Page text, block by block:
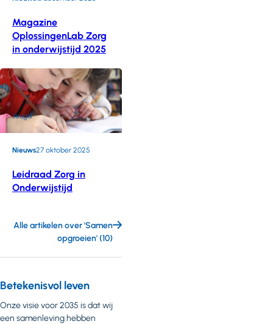
Magazine
OplossingenLab Zorg
in onderwijstijd 2025
Leidraad Zorg in
Onderwijstijd
Nieuws27 oktober 2025
Jeugd
Alle artikelen over 'Samen
opgroeien' (10)
Betekenisvol leven
Onze visie voor 2035 is dat wij
een samenleving hebben